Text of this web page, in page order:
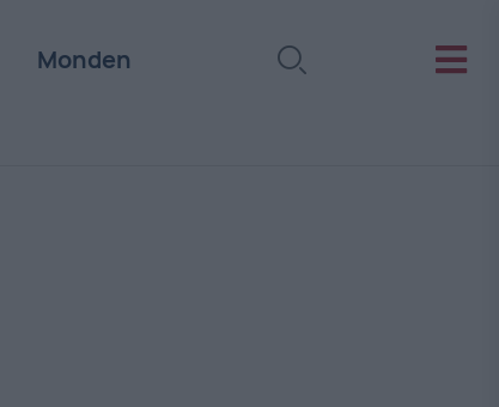
Monden